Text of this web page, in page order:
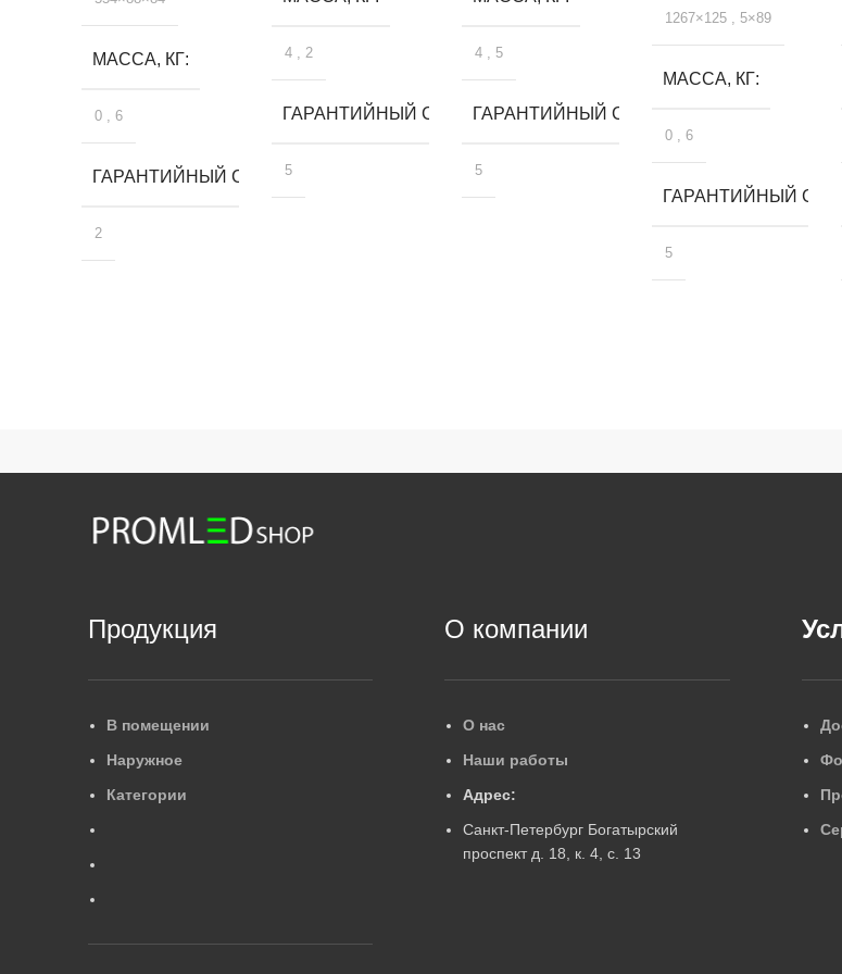
МАССА, КГ
0 , 6
ГАРАНТИЙНЫЙ СРОК, ЛЕТ
2
4 2
ГАРАНТИЙНЫЙ СРОК, ЛЕТ
5
4 5
ГАРАНТИЙНЫЙ СРОК, ЛЕТ
5
1267×125 5×89
МАССА, КГ
0 6
ГАРАНТИЙНЫЙ
5
Продукция
В помещении
Наружное
Категории
О компании
О нас
Наши работы
Адрес:
Санкт-Петербург Богатырский
проспект д. 18, к. 4, с. 13